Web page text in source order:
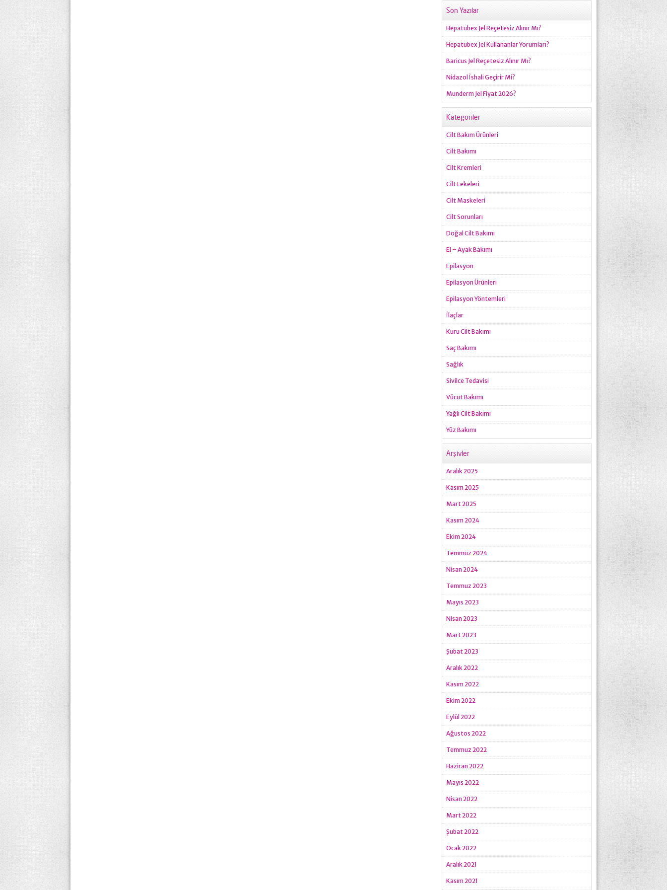
Son Yazılar
Hepatubex Jel Reçetesiz Alınır Mı?
Hepatubex Jel Kullananlar Yorumları?
Baricus Jel Reçetesiz Alınır Mı?
Nidazol İshali Geçirir Mi?
Munderm Jel Fiyat 2026?
Kategoriler
Cilt Bakım Ürünleri
Cilt Bakımı
Cilt Kremleri
Cilt Lekeleri
Cilt Maskeleri
Cilt Sorunları
Doğal Cilt Bakımı
El – Ayak Bakımı
Epilasyon
Epilasyon Ürünleri
Epilasyon Yöntemleri
İlaçlar
Kuru Cilt Bakımı
Saç Bakımı
Sağlık
Sivilce Tedavisi
Vücut Bakımı
Yağlı Cilt Bakımı
Yüz Bakımı
Arşivler
Aralık 2025
Kasım 2025
Mart 2025
Kasım 2024
Ekim 2024
Temmuz 2024
Nisan 2024
Temmuz 2023
Mayıs 2023
Nisan 2023
Mart 2023
Şubat 2023
Aralık 2022
Kasım 2022
Ekim 2022
Eylül 2022
Ağustos 2022
Temmuz 2022
Haziran 2022
Mayıs 2022
Nisan 2022
Mart 2022
Şubat 2022
Ocak 2022
Aralık 2021
Kasım 2021